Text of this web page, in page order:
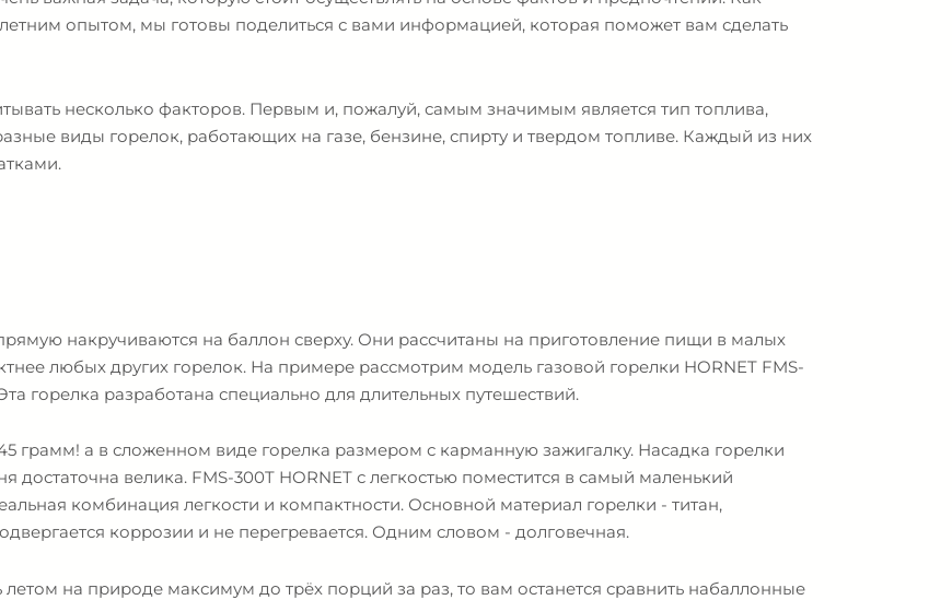
опытом, мы готовы поделиться с вами информацией, которая поможет вам сделать
несколько факторов. Первым и, пожалуй, самым значимым является тип топлива,
виды горелок, работающих на газе, бензине, спирту и твердом топливе. Каждый из них
накручиваются на баллон сверху. Они рассчитаны на приготовление пищи в малых
любых других горелок. На примере рассмотрим модель газовой горелки HORNET FMS-
горелка разработана специально для длительных путешествий.
грамм! а в сложенном виде горелка размером с карманную зажигалку. Насадка горелки
достаточна велика. FMS-300T HORNET с легкостью поместится в самый маленький
комбинация легкости и компактности. Основной материал горелки - титан,
коррозии и не перегревается. Одним словом - долговечная.
летом на природе максимум до трёх порций за раз, то вам останется сравнить набаллонные